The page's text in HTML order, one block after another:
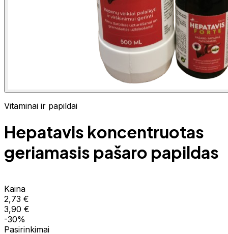
Vitaminai ir papildai
Hepatavis koncentruotas
geriamasis pašaro papildas
Kaina
2,73 €
3,90 €
-30%
Pasirinkimai